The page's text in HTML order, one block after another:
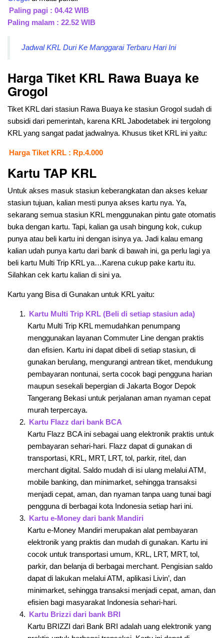
Paling pagi : 04.42 WIB
Paling malam : 22.52 WIB
Jadwal KRL Duri Ke Manggarai Terbaru Hari Ini
Harga Tiket KRL Rawa Buaya ke
Grogol
Tiket KRL dari stasiun Rawa Buaya ke stasiun Grogol sudah di
subsidi dari pemerintah, karena KRL Jabodetabek ini tergolong
KRL yang sangat padat jadwalnya. Khusus tiket KRL ini yaitu:
Harga Tiket KRL : Rp.4.000
Kartu TAP KRL
Untuk akses masuk stasiun keberangkatan dan akses keluar
stasiun tujuan, kalian mesti punya akses kartu nya. Ya,
sekarang semua stasiun KRL menggunakan pintu gate otomatis
buka dengan kartu. Tapi, kalian ga usah bingung kok, cukup
punya atau beli kartu ini dengan isinya ya. Jadi kalau emang
kalian udah punya kartu dari bank di bawah ini, ga perlu lagi ya
beli kartu Multi Trip KRL ya…Karena cukup pake kartu itu.
Silahkan cek kartu kalian di sini ya.
Kartu yang Bisa di Gunakan untuk KRL yaitu:
Kartu Multi Trip KRL (Beli di setiap stasiun ada)
Kartu Multi Trip KRL memudahkan penumpang
menggunakan layanan Commuter Line dengan praktis
dan efisien. Kartu ini dapat dibeli di setiap stasiun, di
gunakan berulang, mengurangi antrean tiket, mendukung
pembayaran nontunai, serta cocok bagi pengguna harian
maupun sesekali bepergian di Jakarta Bogor Depok
Tangerang Bekasi untuk perjalanan aman nyaman cepat
murah terpercaya.
Kartu Flazz dari bank BCA
Kartu Flazz BCA ini sebagai uang elektronik praktis untuk
pembayaran sehari-hari. Flazz dapat di gunakan di
transportasi, KRL, MRT, LRT, tol, parkir, ritel, dan
merchant digital. Saldo mudah di isi ulang melalui ATM,
mobile banking, dan minimarket, sehingga transaksi
menjadi cepat, aman, dan nyaman tanpa uang tunai bagi
pengguna di berbagai kota Indonesia setiap hari ini.
Kartu e-Money dari bank Mandiri
Kartu e-Money Mandiri merupakan alat pembayaran
elektronik yang praktis dan mudah di gunakan. Kartu ini
cocok untuk transportasi umum, KRL, LRT, MRT, tol,
parkir, dan belanja di berbagai merchant. Pengisian saldo
dapat di lakukan melalui ATM, aplikasi Livin’, dan
minimarket, sehingga transaksi menjadi cepat, aman, dan
efisien bagi masyarakat Indonesia sehari-hari.
Kartu Brizzi dari bank BRI
Kartu BRIZZI dari Bank BRI adalah uang elektronik yang